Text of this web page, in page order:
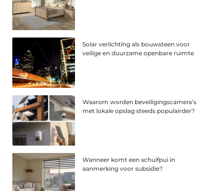
Solar verlichting als bouwsteen voor
veilige en duurzame openbare ruimte
Waarom worden beveiligingscamera’s
met lokale opslag steeds populairder?
Wanneer komt een schuifpui in
aanmerking voor subsidie?